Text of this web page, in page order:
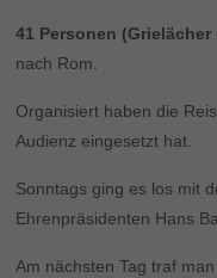
41 Personen
nach Rom.
Organisiert haben die
Audienz eingesetzt hat.
Sonntags ging es los mit
Ehrenpräsidenten Hans
Am nächsten Tag traf